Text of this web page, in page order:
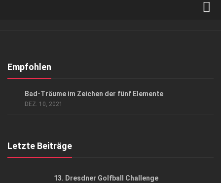
Kontakt, Impressum
Empfohlen
Bad-Träume im Zeichen der fünf Elemente
DEZ. 10, 2021
Letzte Beiträge
13. Dresdner Golfball Challenge